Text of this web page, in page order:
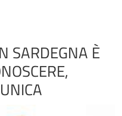
SARDEGNA È